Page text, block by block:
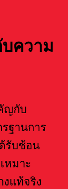
บความ
ญกับ
ฐานการ
รับช้อน
หมาะ
งแท้จริง